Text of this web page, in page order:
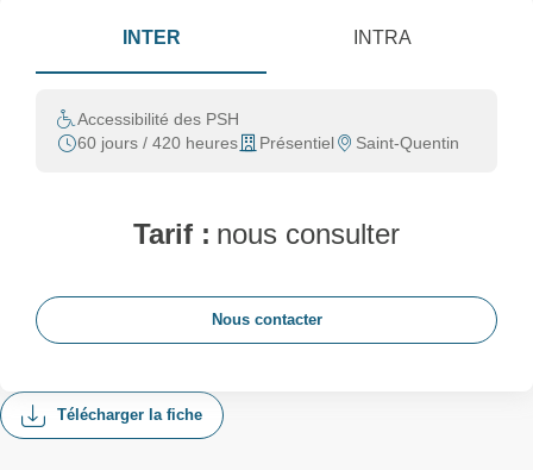
Télécharger la fiche
INTER INTRA
Accessibilité des PSH
60 jours / 420 heures
Présentiel Saint-Quentin
Tarif : nous consulter
Nous contacter